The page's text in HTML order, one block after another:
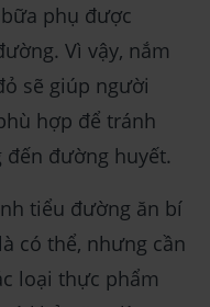
phụ được
Vì vậy, nắm
sẽ giúp người
hợp để tránh
đường huyết.
tiểu đường ăn bí
có thể, nhưng cần
loại thực phẩm